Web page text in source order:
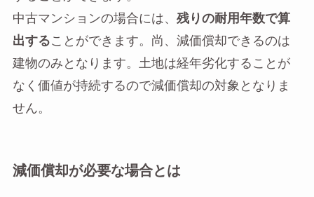
中古マンションの場合には、 残りの耐用年数で算
出することができます。尚、減価償却できるのは
建物のみとなります。土地は経年劣化することが
なく価値が持続するので減価償却の対象となりま
せん。
減価償却が必要な場合とは